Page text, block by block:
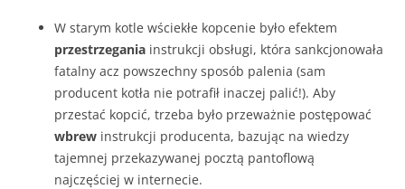
W starym kotle wściekłe kopcenie było efektem
przestrzegania instrukcji obsługi, która sankcjonowała
fatalny acz powszechny sposób palenia (sam
producent kotła nie potrafił inaczej palić!). Aby
przestać kopcić, trzeba było przeważnie postępować
wbrew instrukcji producenta, bazując na wiedzy
tajemnej przekazywanej pocztą pantoflową
najczęściej w internecie.